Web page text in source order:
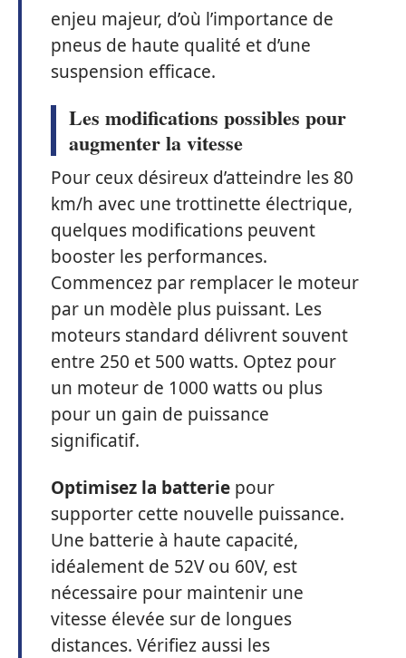
enjeu majeur, d’où l’importance de
pneus de haute qualité et d’une
suspension efficace.
Les modifications possibles pour
augmenter la vitesse
Pour ceux désireux d’atteindre les 80
km/h avec une trottinette électrique,
quelques modifications peuvent
booster les performances.
Commencez par remplacer le moteur
par un modèle plus puissant. Les
moteurs standard délivrent souvent
entre 250 et 500 watts. Optez pour
un moteur de 1000 watts ou plus
pour un gain de puissance
significatif.
Optimisez la batterie pour
supporter cette nouvelle puissance.
Une batterie à haute capacité,
idéalement de 52V ou 60V, est
nécessaire pour maintenir une
vitesse élevée sur de longues
distances. Vérifiez aussi les